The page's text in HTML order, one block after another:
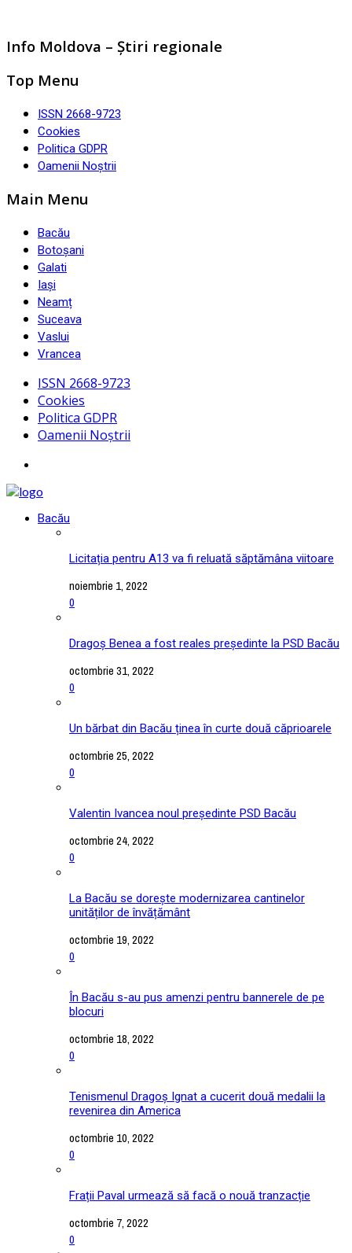
Info Moldova – Știri regionale
Top Menu
ISSN 2668-9723
Cookies
Politica GDPR
Oamenii Noștrii
Main Menu
Bacău
Botoșani
Galati
Iași
Neamț
Suceava
Vaslui
Vrancea
ISSN 2668-9723
Cookies
Politica GDPR
Oamenii Noștrii
Bacău
Licitația pentru A13 va fi reluată săptămâna viitoare
noiembrie 1, 2022
0
Dragoș Benea a fost reales președinte la PSD Bacău
octombrie 31, 2022
0
Un bărbat din Bacău ținea în curte două căprioarele
octombrie 25, 2022
0
Valentin Ivancea noul președinte PSD Bacău
octombrie 24, 2022
0
La Bacău se dorește modernizarea cantinelor
unităților de învățământ
octombrie 19, 2022
0
În Bacău s-au pus amenzi pentru bannerele de pe
blocuri
octombrie 18, 2022
0
Tenismenul Dragoș Ignat a cucerit două medalii la
revenirea din America
octombrie 10, 2022
0
Frații Paval urmează să facă o nouă tranzacție
octombrie 7, 2022
0